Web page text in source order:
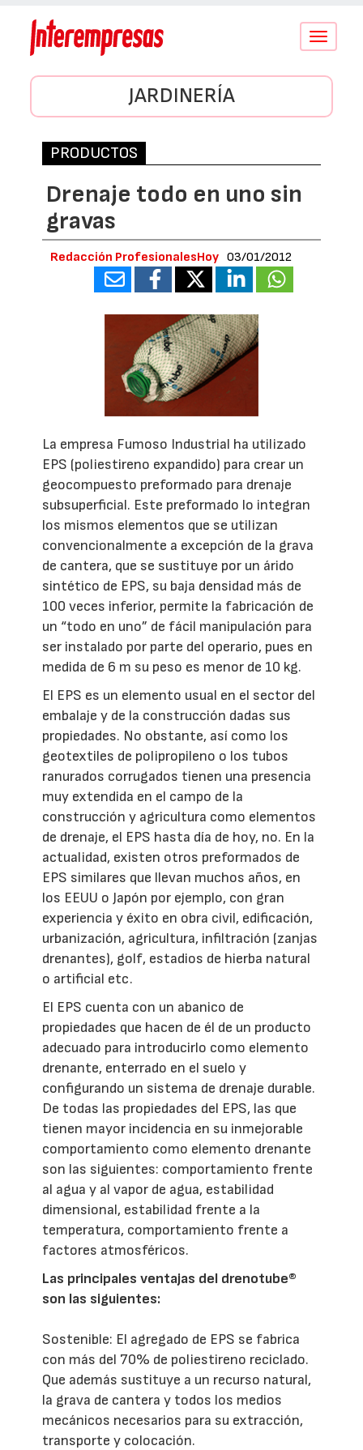
Conmutar
JARDINERÍA
PRODUCTOS
Drenaje todo en uno sin
gravas
Redacción ProfesionalesHoy 03/01/2012
La empresa Fumoso Industrial ha utilizado
EPS (poliestireno expandido) para crear un
geocompuesto preformado para drenaje
subsuperficial. Este preformado lo integran
los mismos elementos que se utilizan
convencionalmente a excepción de la grava
de cantera, que se sustituye por un árido
sintético de EPS, su baja densidad más de
100 veces inferior, permite la fabricación de
un “todo en uno” de fácil manipulación para
ser instalado por parte del operario, pues en
medida de 6 m su peso es menor de 10 kg.
El EPS es un elemento usual en el sector del
embalaje y de la construcción dadas sus
propiedades. No obstante, así como los
geotextiles de polipropileno o los tubos
ranurados corrugados tienen una presencia
muy extendida en el campo de la
construcción y agricultura como elementos
de drenaje, el EPS hasta día de hoy, no. En la
actualidad, existen otros preformados de
EPS similares que llevan muchos años, en
los EEUU o Japón por ejemplo, con gran
experiencia y éxito en obra civil, edificación,
urbanización, agricultura, infiltración (zanjas
drenantes), golf, estadios de hierba natural
o artificial etc.
El EPS cuenta con un abanico de
propiedades que hacen de él de un producto
adecuado para introducirlo como elemento
drenante, enterrado en el suelo y
configurando un sistema de drenaje durable.
De todas las propiedades del EPS, las que
tienen mayor incidencia en su inmejorable
comportamiento como elemento drenante
son las siguientes: comportamiento frente
al agua y al vapor de agua, estabilidad
dimensional, estabilidad frente a la
temperatura, comportamiento frente a
factores atmosféricos.
Las principales ventajas del drenotube®
son las siguientes:
Sostenible: El agregado de EPS se fabrica
con más del 70% de poliestireno reciclado.
Que además sustituye a un recurso natural,
la grava de cantera y todos los medios
mecánicos necesarios para su extracción,
transporte y colocación.